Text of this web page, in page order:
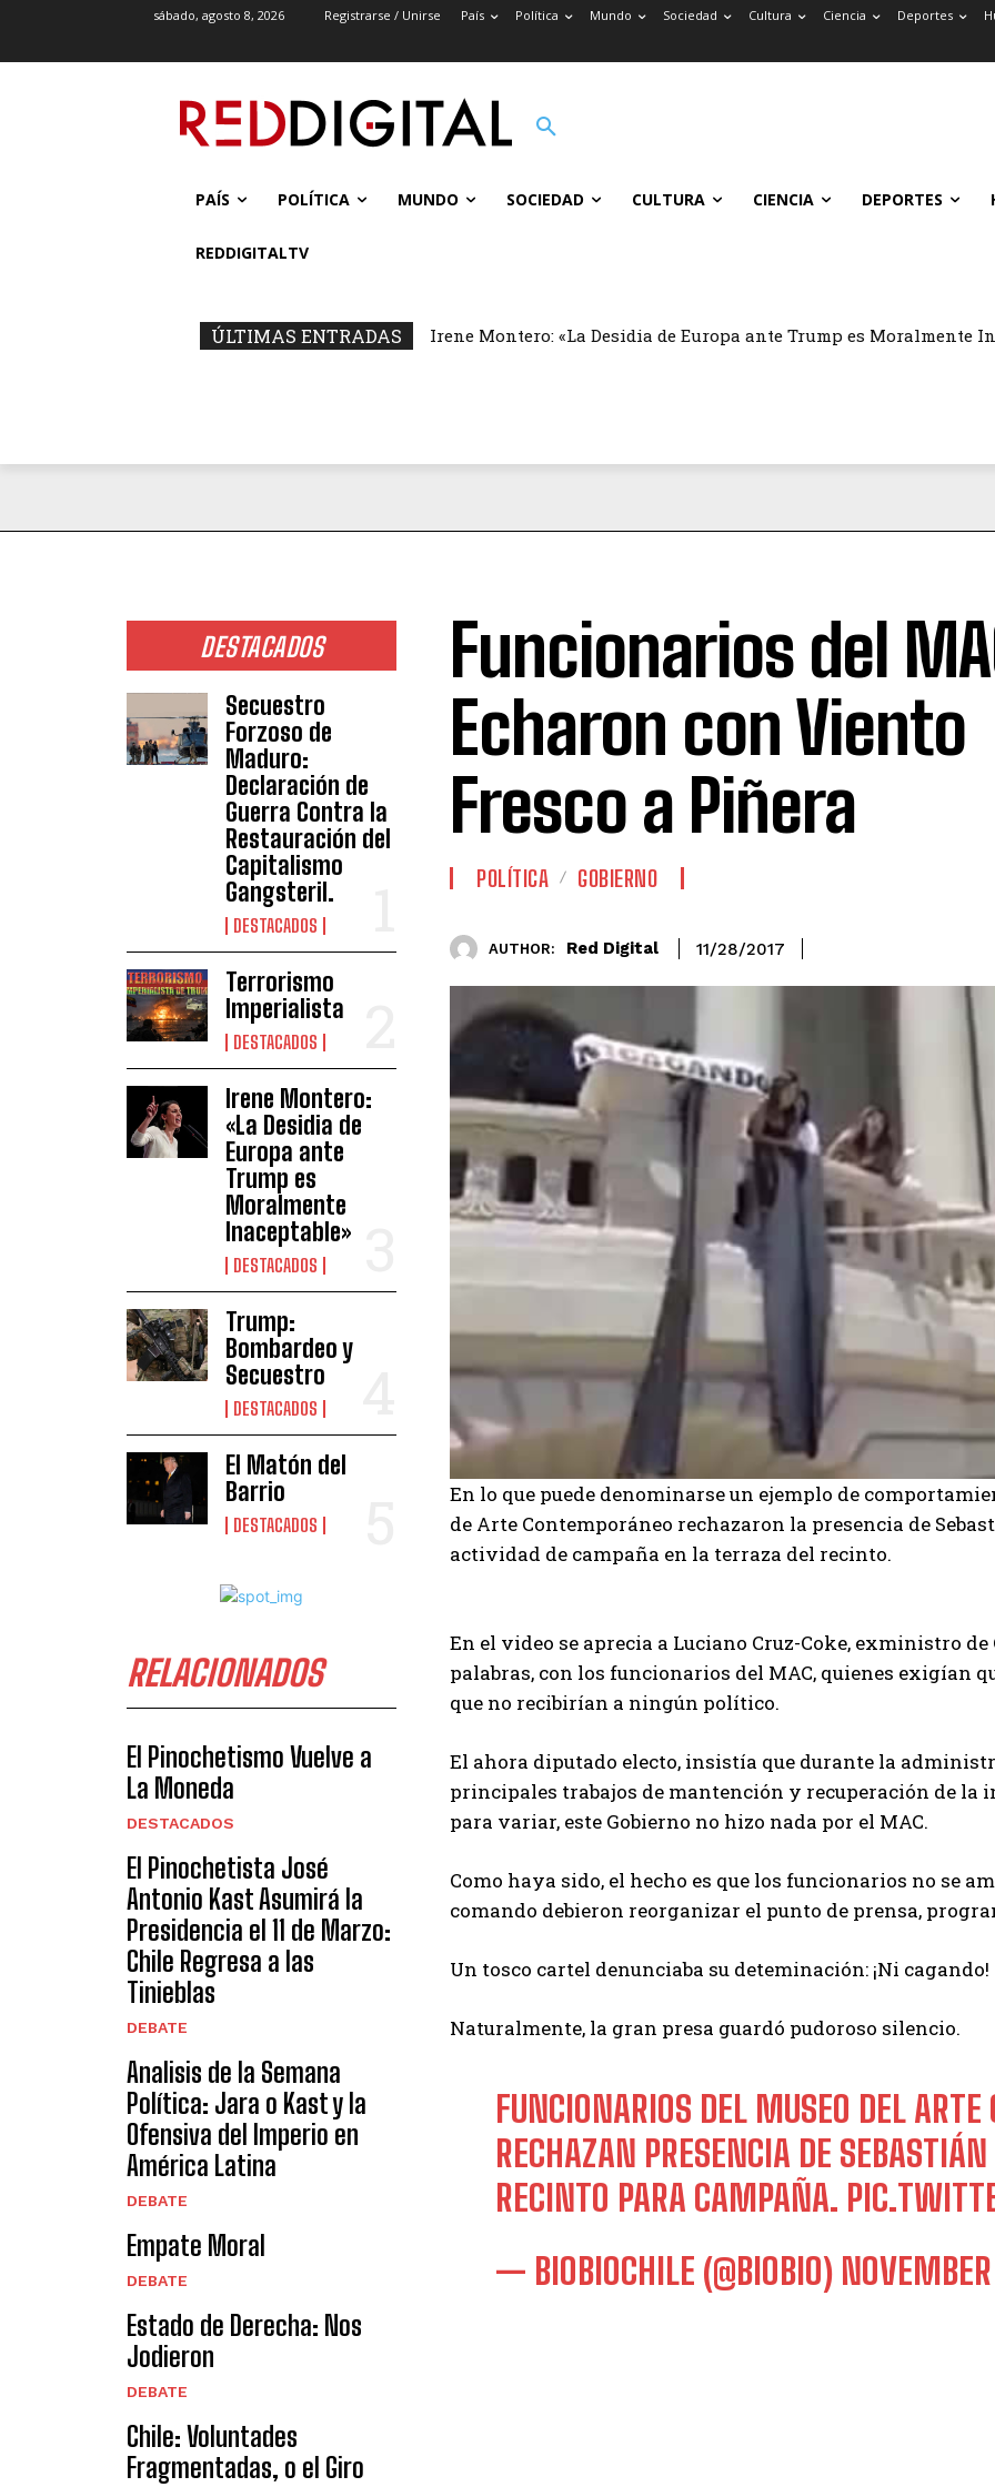
sábado, agosto 8, 2026 Registrarse / Unirse País Política Mundo Sociedad Cultura Ciencia Deportes
PAÍS POLÍTICA MUNDO SOCIEDAD CULTURA CIENCIA DEPORTES
REDDIGITALTV
ÚLTIMAS ENTRADAS Irene Montero: «La Desidia de Europa ante Trump es Moralmente
DESTACADOS
Secuestro
Forzoso de
Maduro:
Declaración de
Guerra Contra la
Restauración del
Capitalismo
Gangsteril.
DESTACADOS
Terrorismo
Imperialista
DESTACADOS
Irene Montero:
«La Desidia de
Europa ante
Trump es
Moralmente
Inaceptable»
DESTACADOS
Trump:
Bombardeo y
Secuestro
DESTACADOS
El Matón del
Barrio
DESTACADOS
RELACIONADOS
El Pinochetismo Vuelve a
La Moneda
DESTACADOS
El Pinochetista José
Antonio Kast Asumirá la
Presidencia el 11 de Marzo:
Chile Regresa a las
Tinieblas
DEBATE
Analisis de la Semana
Política: Jara o Kast y la
Ofensiva del Imperio en
América Latina
DEBATE
Empate Moral
DEBATE
Estado de Derecha: Nos
Jodieron
DEBATE
Chile: Voluntades
Fragmentadas, o el Giro
Funcionarios del
Echaron con Viento
Fresco a Piñera
POLÍTICA GOBIERNO
AUTHOR: Red Digital 11/28/2017
En lo que puede denominarse un ejemplo de
de Arte Contemporáneo rechazaron la presencia de
actividad de campaña en la terraza del recinto.
En el video se aprecia a Luciano Cruz-Coke, exministro
palabras, con los funcionarios del MAC, quienes exigían
que no recibirían a ningún político.
El ahora diputado electo, insistía que durante la
principales trabajos de mantención y recuperación de la
para variar, este Gobierno no hizo nada por el MAC.
Como haya sido, el hecho es que los funcionarios no se
comando debieron reorganizar el punto de prensa,
Un tosco cartel denunciaba su deteminación: ¡Ni cagando!
Naturalmente, la gran presa guardó pudoroso silencio.
FUNCIONARIOS DEL MUSEO DEL
RECHAZAN PRESENCIA DE
RECINTO PARA CAMPAÑA.
— BIOBIOCHILE (@BIOBIO)